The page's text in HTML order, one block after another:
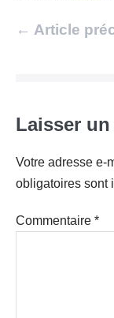
Navigation
← Article
Laisser
Votre adresse e-
obligatoires sont
Commentaire *